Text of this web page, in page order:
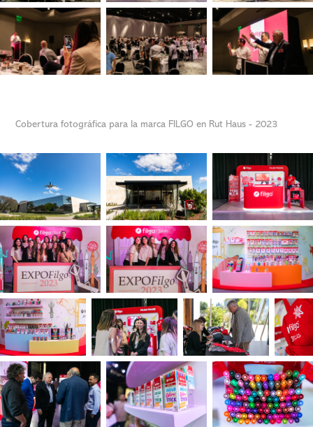
Cobertura fotográfica para la marca FILGO en Rut Haus - 2023